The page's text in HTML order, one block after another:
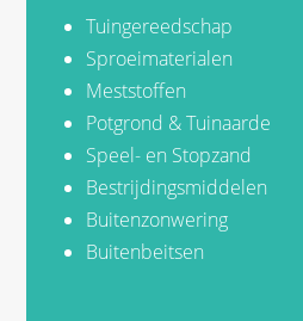
Tuingereedschap
Sproeimaterialen
Meststoffen
Potgrond & Tuinaarde
Speel- en Stopzand
Bestrijdingsmiddelen
Buitenzonwering
Buitenbeitsen